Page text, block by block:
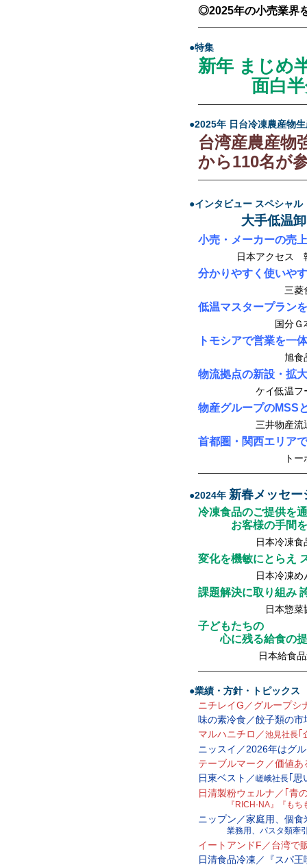
◎2025年の小売業界
●特集
新年 まじめ
面白半分
●2025年 日台冷凍農産物
台湾産農産物
から110名が
●インタビュー スペシャル
大手低温卸
小売・メーカーの売
日本アクセス 執
分かりやすく使いや
三菱食品
低温マスタープラン
国分Ｇ本社
トモシアで営業を一
旭食品
物流拠点の新設・拡
ケイ低温フー
物産グループのMSS
三井物産流通
首都圏・関西エリア
トーホー
●2024年 新春メッセー
冷凍食品のご提供を
お客様の手間を
日本冷凍食品
変化を機敏にとらえ
日本冷凍めん
課題解決に取り組み
日本惣菜協
子どもたちの
心に残る給食の提
日本給食品連
●業績・方針・トピックス
ニチレイG／グループシ
味の素冷食／餃子類の
マルハニチロ／池見社長
ニッスイ／2026年はグ
テーブルマーク／価値
日東ベスト／嵯峨社長 ｢
日清製粉ウェルナ／｢青
『RICH-NA』『も
ニップン／家庭用、個
業務用、パスタ類牽
イートアンドF／台湾で
日清食品冷凍／『スパ